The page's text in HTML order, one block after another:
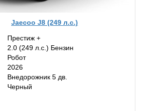
Jaecoo J8 (249 л.с.)
Престиж +
2.0 (249 л.с.) Бензин
Робот
2026
Внедорожник 5 дв.
Черный